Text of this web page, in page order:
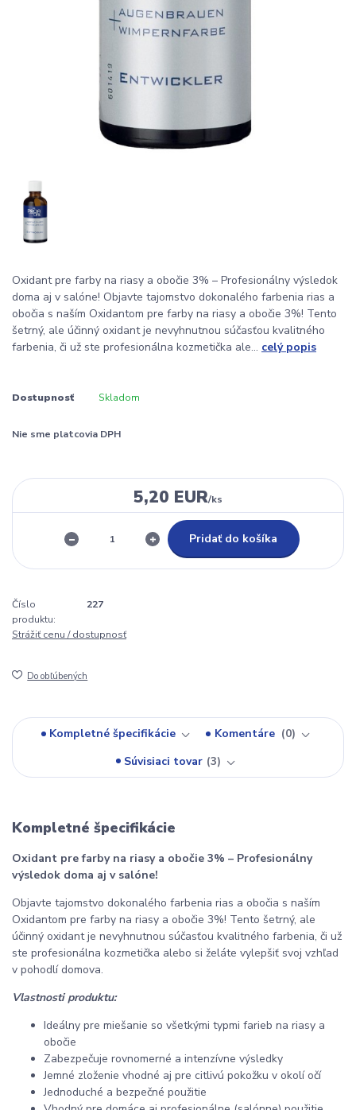
Oxidant pre farby na riasy a obočie 3% – Profesionálny výsledok
doma aj v salóne! Objavte tajomstvo dokonalého farbenia rias a
obočia s naším Oxidantom pre farby na riasy a obočie 3%! Tento
šetrný, ale účinný oxidant je nevyhnutnou súčasťou kvalitného
farbenia, či už ste profesionálna kozmetička ale... celý popis
Dostupnosť Skladom
Nie sme platcovia DPH
5,20 EUR/ks
Pridať do košíka
Číslo
produktu:
227
Strážiť cenu / dostupnosť
Do obľúbených
Kompletné špecifikácie Komentáre
0
Súvisiaci tovar 3
Kompletné špecifikácie
Oxidant pre farby na riasy a obočie 3% – Profesionálny
výsledok doma aj v salóne!
Objavte tajomstvo dokonalého farbenia rias a obočia s naším
Oxidantom pre farby na riasy a obočie 3%! Tento šetrný, ale
účinný oxidant je nevyhnutnou súčasťou kvalitného farbenia, či už
ste profesionálna kozmetička alebo si želáte vylepšiť svoj vzhľad
v pohodlí domova.
Vlastnosti produktu:
Ideálny pre miešanie so všetkými typmi farieb na riasy a
obočie
Zabezpečuje rovnomerné a intenzívne výsledky
Jemné zloženie vhodné aj pre citlivú pokožku v okolí očí
Jednoduché a bezpečné použitie